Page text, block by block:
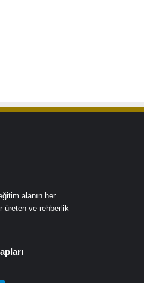
alanın her
üreten ve rehberlik